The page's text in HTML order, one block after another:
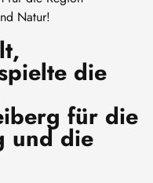
Natur!
die
für die
und die